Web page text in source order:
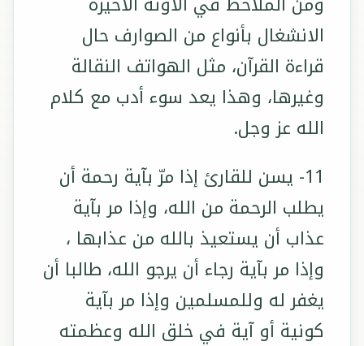
الانشغال بأنواع من الصوارف حال
قراءة القرآن، مثل الهواتف النقالة
وغيرها، وهذا يعد سوء أدب مع كلام
الله عز وجل.
11- يسن للقارئ إذا مرّ بآية رحمة أن
يطلب الرحمة من الله، وإذا مر بآية
عذاب أن يستعيذ بالله من عذابها ،
وإذا مر بآية رجاء أن يرجو الله، طالبا أن
يغفر له وللمسلمين وإذا مر بآية
كونية أو آية في خلق الله وعظمته